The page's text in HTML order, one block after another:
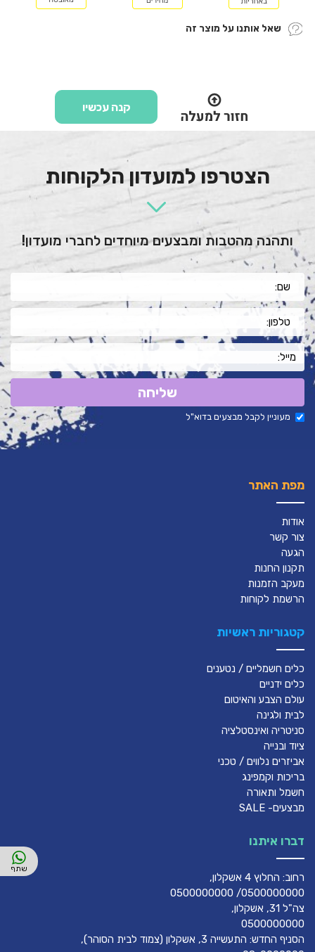
שאל אותנו על מוצר זה
קנה עכשיו
הצטרפו למועדון הלקוחות
ותהנה מהטבות ומבצעים מיוחדים לחברי מועדון!
שליחה
מעוניין לקבל מבצעים בדוא"ל
מפת האתר
אודות
צור קשר
הגעה
תקנון החנות
מעקב הזמנות
הרשמת לקוחות
קטגוריות ראשיות
כלים חשמליים / נטענים
כלים ידניים
עולם הצבע והאיטום
לבית ולגינה
סניטריה ואינסטלציה
ציוד ובנייה
אביזרים נלווים / טכני
בריכות וקמפינג
חשמל ותאורה
מבצעים- SALE
דברו איתנו
רחוב: החלוץ 4 אשקלון,
0500000000/ 0500000000
צה"ל 31, אשקלון,
0500000000
הסניף החדש: התעשייה 3, אשקלון (צמוד לבית הסוהר),